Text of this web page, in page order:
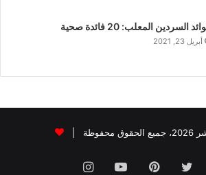
السردين المعلب: 20 فائدة صحية
أبريل 23, 2021
|
تويتر بينتيريستيوتيوبانستقرام